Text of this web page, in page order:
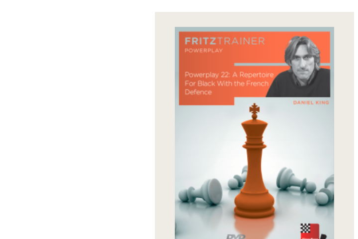
Monografías
Minutos
FritzTrainer
Primeros
pasos
Productos
principiantes
ChessBase
Magazine
Extra
Suscripciones
Otros
Ludwig
Boutique
Bonos
de
regalo